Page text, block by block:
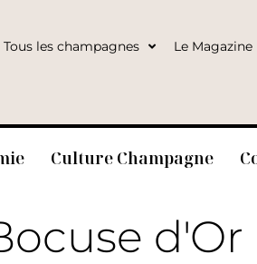
Tous les champagnes Le Magazine
Culture Champagne
d'Or